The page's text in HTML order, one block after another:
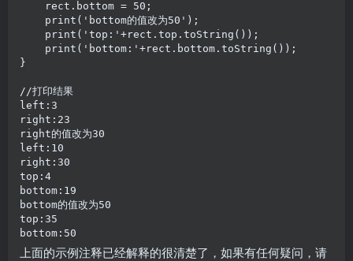
    rect.bottom = 50;
    print('bottom的值改为50');
    print('top:'+rect.top.toString());
    print('bottom:'+rect.bottom.toString());
}
//打印结果
left:3
right:23
right的值改为30
left:10
right:30
top:4
bottom:19
bottom的值改为50
top:35
bottom:50
上面的示例注释已经解释的很清楚了，如果有任何疑问，请